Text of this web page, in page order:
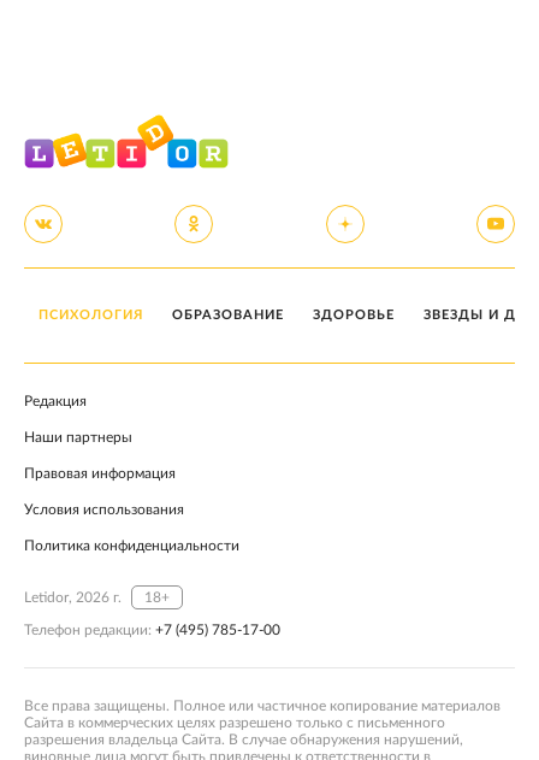
ПСИХОЛОГИЯ ОБРАЗОВАНИЕ ЗДОРОВЬЕ ЗВЕЗДЫ И
Редакция
Наши партнеры
Правовая информация
Условия использования
Политика конфиденциальности
Letidor, 2026 г. 18+
Телефон редакции: +7 (495) 785-17-00
Все права защищены. Полное или частичное копирование материалов
Сайта в коммерческих целях разрешено только с письменного
разрешения владельца Сайта. В случае обнаружения нарушений,
виновные лица могут быть привлечены к ответственности в